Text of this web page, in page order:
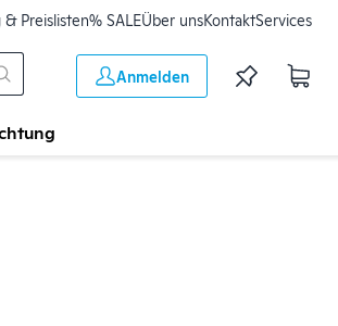
& Preislisten% SALEÜber unsKontaktServices
Anmelden